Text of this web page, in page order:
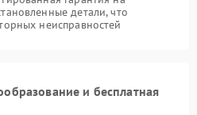
детали, что
неисправностей
и бесплатная